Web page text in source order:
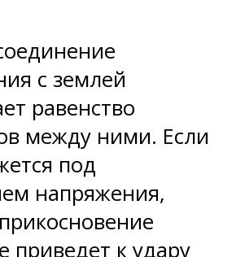
с землей
равенство
между ними. Если
под
напряжения,
приведет к удару